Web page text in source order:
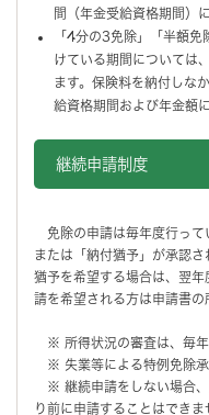
間（年金受給資格期間）
「4分の3免除」「半額
けている期間については
ます。保険料を納付しな
給資格期間および年金額
継続申請制度
免除の申請は毎年度行って
または「納付猶予」が承認
猶予を希望する場合は、翌
請を希望される方は申請書の
※ 所得状況の審査は、毎年
※ 失業等による特例免除承
※ 継続申請をしない場合、
り前に申請することはできま